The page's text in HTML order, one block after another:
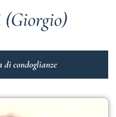
condoglianze